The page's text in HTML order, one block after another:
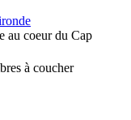
au coeur du Cap
à coucher